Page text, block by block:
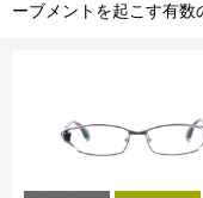
ーブメントを起こす有数